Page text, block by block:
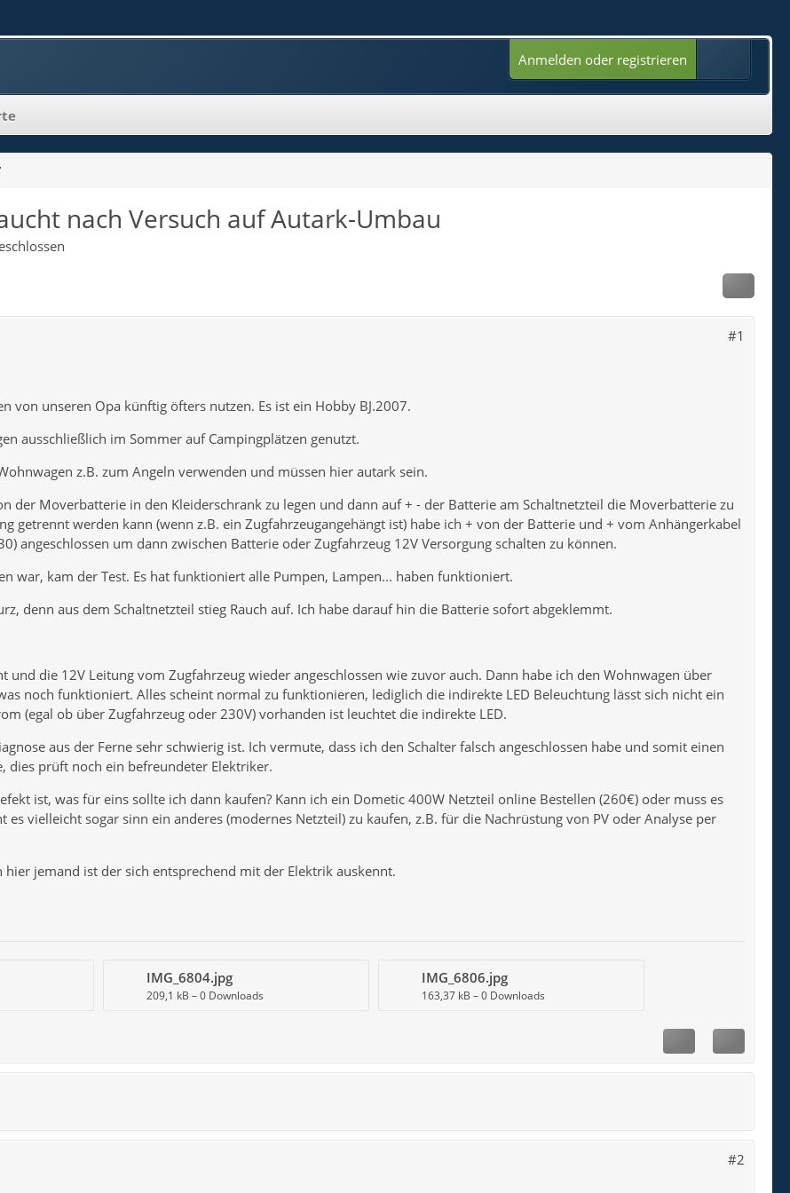
Anmelden oder registrieren
nach Versuch auf Autark-Umbau
#1
von unseren Opa künftig öfters nutzen. Es ist ein Hobby BJ.2007.
ausschließlich im Sommer auf Campingplätzen genutzt.
z.B. zum Angeln verwenden und müssen hier autark sein.
der Moverbatterie in den Kleiderschrank zu legen und dann auf + - der Batterie am Schaltnetzteil die Moverbatterie zu
getrennt werden kann (wenn z.B. ein Zugfahrzeugangehängt ist) habe ich + von der Batterie und + vom Anhängerkabel
angeschlossen um dann zwischen Batterie oder Zugfahrzeug 12V Versorgung schalten zu können.
war, kam der Test. Es hat funktioniert alle Pumpen, Lampen... haben funktioniert.
denn aus dem Schaltnetzteil stieg Rauch auf. Ich habe darauf hin die Batterie sofort abgeklemmt.
und die 12V Leitung vom Zugfahrzeug wieder angeschlossen wie zuvor auch. Dann habe ich den Wohnwagen über
noch funktioniert. Alles scheint normal zu funktionieren, lediglich die indirekte LED Beleuchtung lässt sich nicht ein
(egal ob über Zugfahrzeug oder 230V) vorhanden ist leuchtet die indirekte LED.
aus der Ferne sehr schwierig ist. Ich vermute, dass ich den Schalter falsch angeschlossen habe und somit einen
dies prüft noch ein befreundeter Elektriker.
ist, was für eins sollte ich dann kaufen? Kann ich ein Dometic 400W Netzteil online Bestellen (260€) oder muss es
es vielleicht sogar sinn ein anderes (modernes Netzteil) zu kaufen, z.B. für die Nachrüstung von PV oder Analyse per
jemand ist der sich entsprechend mit der Elektrik auskennt.
IMG_6804.jpg
209,1 kB – 0 Downloads
IMG_6806.jpg
163,37 kB – 0 Downloads
#2